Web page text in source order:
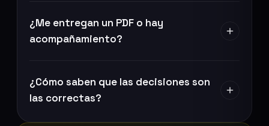
¿Me entregan un PDF o hay
acompañamiento?
¿Cómo saben que las decisiones son
las correctas?